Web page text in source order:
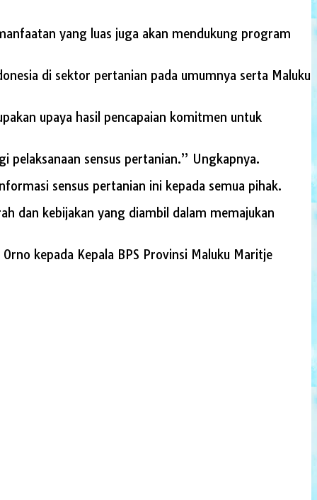
yang luas juga akan mendukung program
di sektor pertanian pada umumnya serta Maluku
upaya hasil pencapaian komitmen untuk
pelaksanaan sensus pertanian.” Ungkapnya.
sensus pertanian ini kepada semua pihak.
dan kebijakan yang diambil dalam memajukan
kepada Kepala BPS Provinsi Maluku Maritje